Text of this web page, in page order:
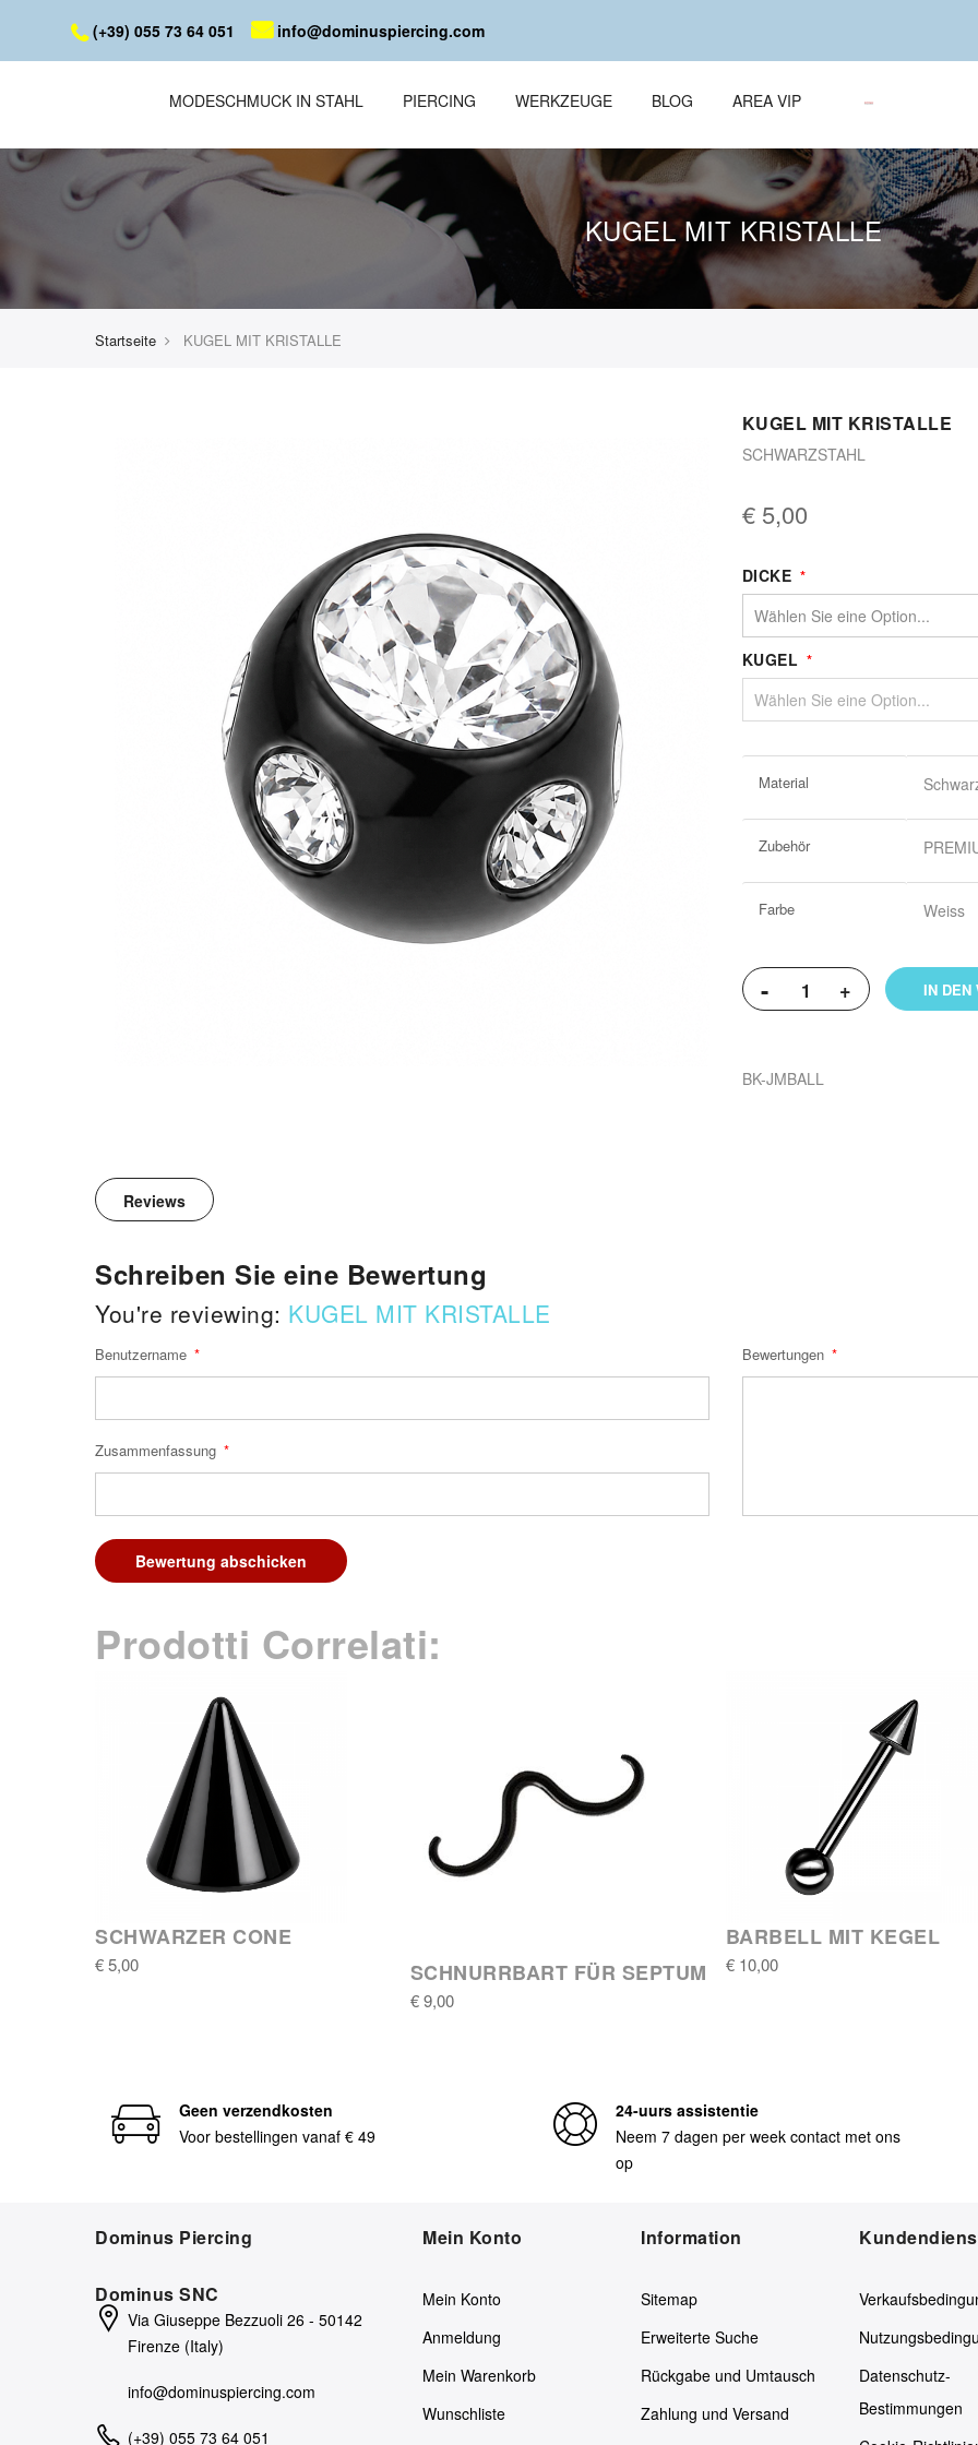
(+39) 055 73 64 051 info@dominuspiercing.com
MODESCHMUCK IN STAHL PIERCING WERKZEUGE BLOG AREA VIP
KUGEL MIT KRISTALLE
Startseite KUGEL MIT KRISTALLE
KUGEL MIT KRISTALLE
SCHWARZSTAHL
€ 5,00
DICKE
KUGEL
Informationen
Material
Zubehör
Farbe Weiss
- + IN DEN
BK-JMBALL
Reviews
Schreiben Sie eine Bewertung
You're reviewing: KUGEL MIT KRISTALLE
Benutzername
Zusammenfassung
Bewertungen
Bewertung abschicken
Prodotti Correlati:
SCHWARZER CONE
€ 5,00 SCHNURRBART FÜR SEPTUM
€ 9,00
BARBELL MIT KEGEL
€ 10,00
Geen verzendkosten
Voor bestellingen vanaf € 49
24-uurs assistentie
Neem 7 dagen per week contact met ons
op
Dominus Piercing
Dominus SNC
Via Giuseppe Bezzuoli 26 - 50142
Firenze (Italy)
info@dominuspiercing.com
(+39) 055 73 64 051
Mein Konto
Mein Konto
Anmeldung
Mein Warenkorb
Wunschliste
Information
Sitemap
Erweiterte Suche
Rückgabe und Umtausch
Zahlung und Versand
Datenschutz-
Bestimmungen